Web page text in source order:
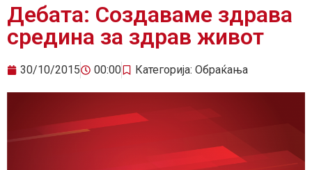
Дебата: Создаваме здрава
средина за здрав живот
30/10/2015 00:00 Категорија: Обраќања